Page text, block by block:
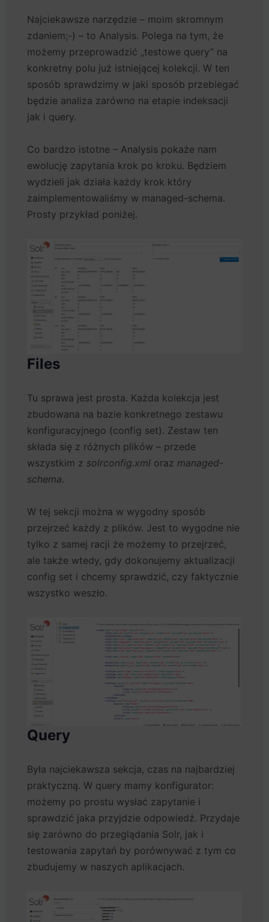
Najciekawsze narzędzie – moim skromnym
zdaniem;-) – to Analysis. Polega na tym, że
możemy przeprowadzić „testowe query” na
konkretny polu już istniejącej kolekcji. W ten
sposób sprawdzimy w jaki sposób przebiegać
będzie analiza zarówno na etapie indeksacji
jak i query.
Co bardzo istotne – Analysis pokaże nam
ewolucję zapytania krok po kroku. Będziem
wydzieli jak działa każdy krok który
zaimplementowaliśmy w managed-schema.
Prosty przykład poniżej.
Files
Tu sprawa jest prosta. Każda kolekcja jest
zbudowana na bazie konkretnego zestawu
konfiguracyjnego (config set). Zestaw ten
składa się z różnych plików – przede
wszystkim z solrconfig.xml oraz managed-
schema.
W tej sekcji można w wygodny sposób
przejrzeć każdy z plików. Jest to wygodne nie
tylko z samej racji że możemy to przejrzeć,
ale także wtedy, gdy dokonujemy aktualizacji
config set i chcemy sprawdzić, czy faktycznie
wszystko weszło.
Query
Była najciekawsza sekcja, czas na najbardziej
praktyczną. W query mamy konfigurator:
możemy po prostu wysłać zapytanie i
sprawdzić jaka przyjdzie odpowiedź. Przydaje
się zarówno do przeglądania Solr, jak i
testowania zapytań by porównywać z tym co
zbudujemy w naszych aplikacjach.